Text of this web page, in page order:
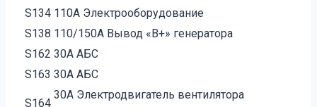
S134 110А Электрооборудование
S138 110/150А Вывод «В+» генератора
S162 30А АБС
S163 30А АБС
S164
30А Электродвигатель вентилятора